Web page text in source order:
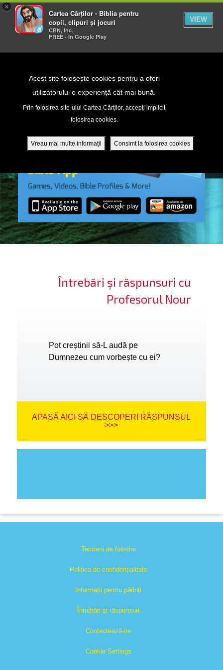
×
Cartea Cărților - Biblia pentru
copii, clipuri și jocuri
CBN, Inc.
FREE - In Google Play
VIEW
Acest site folosește cookies pentru a oferi
utilizatorului o experiență cât mai bună.
Prin folosirea site-ului Cartea Cărților, accepți implicit
folosirea cookies.
Vreau mai multe informații Consimt la folosirea cookies
DVD - Sezoane 1-4
mobilă
te
Întrebări și răspunsuri cu
Profesorul Nour
Pot creștinii să-L audă pe
Dumnezeu cum vorbește cu ei?
APASĂ AICI SĂ DESCOPERI RĂSPUNSUL
>>>
Termeni de folosire
Politica de confidențialitate
Informații pentru părinți
Întrebări și răspunsuri
Contactează-ne
Cookie Settings